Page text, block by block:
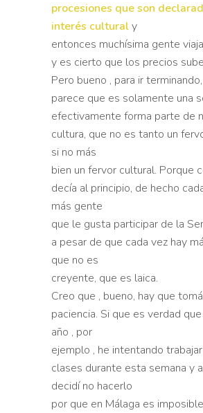
procesiones que son
interés culturaly
entonces muchísima gente
y es cierto que los precios
Pero bueno , para ir
parece que es solamente una
efectivamente forma parte de
cultura, que no es tanto un
si no más
bien un fervor cultural. Porque
decía al principio, de hecho
más gente
que le gusta participar de la
a pesar de que cada vez hay
que no es
creyente, que es laica.
Creo que , bueno, hay que
paciencia. Si que es verdad
año , por
ejemplo , he intentando
clases durante esta semana y
decidí no hacerlo
por que en Málaga es